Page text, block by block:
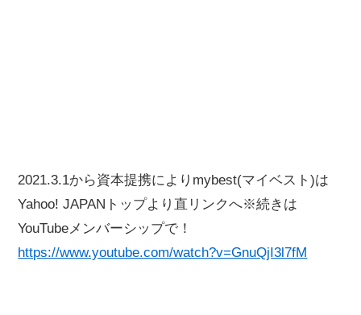
2021.3.1から資本提携によりmybest(マイベスト)は
Yahoo! JAPANトップより直リンクへ※続きは
YouTubeメンバーシップで！
https://www.youtube.com/watch?v=GnuQjI3l7fM